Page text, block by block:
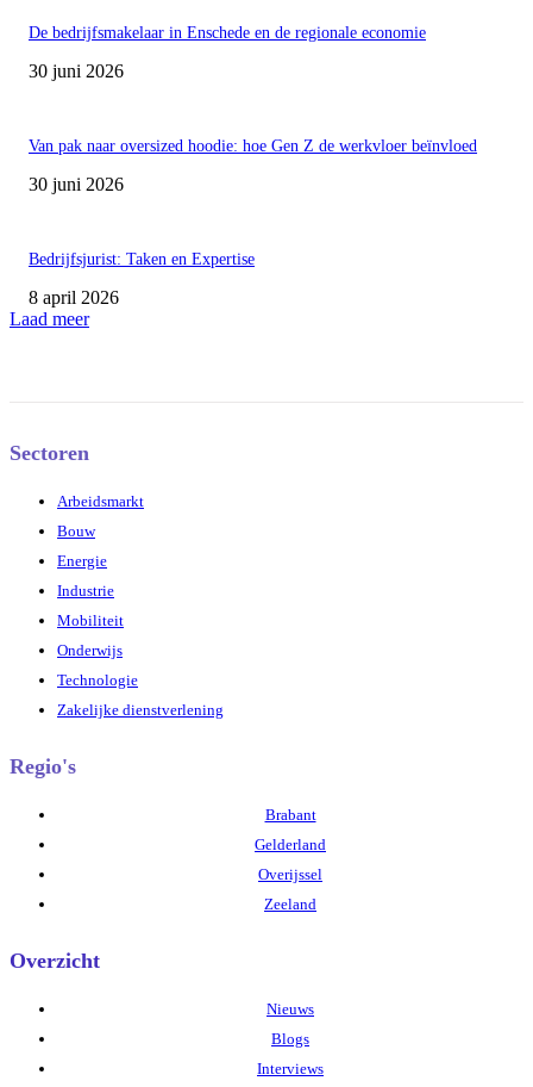
De bedrijfsmakelaar in Enschede en de regionale economie
30 juni 2026
Van pak naar oversized hoodie: hoe Gen Z de werkvloer beïnvloed
30 juni 2026
Bedrijfsjurist: Taken en Expertise
8 april 2026
Laad meer
Sectoren
Arbeidsmarkt
Bouw
Energie
Industrie
Mobiliteit
Onderwijs
Technologie
Zakelijke dienstverlening
Regio's
Brabant
Gelderland
Overijssel
Zeeland
Overzicht
Nieuws
Blogs
Interviews